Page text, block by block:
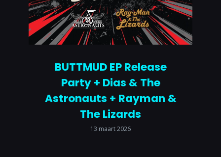
BUTTMUD EP Release
Party + Dias & The
Astronauts + Rayman &
The Lizards
13 maart 2026